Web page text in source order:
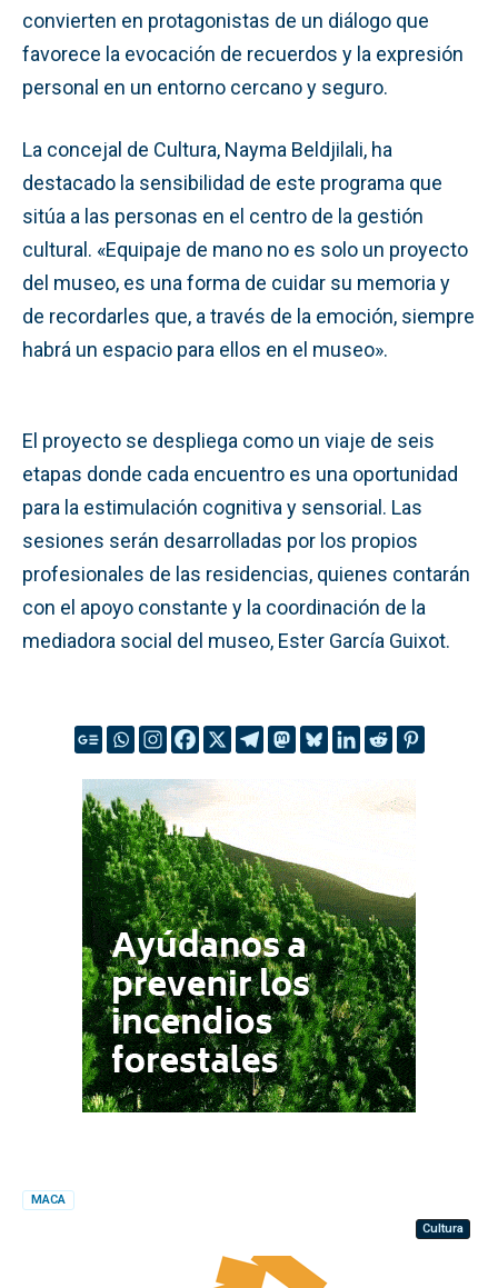
convierten en protagonistas de un diálogo que
favorece la evocación de recuerdos y la expresión
personal en un entorno cercano y seguro.
La concejal de Cultura, Nayma Beldjilali, ha
destacado la sensibilidad de este programa que
sitúa a las personas en el centro de la gestión
cultural. «Equipaje de mano no es solo un proyecto
del museo, es una forma de cuidar su memoria y
de recordarles que, a través de la emoción, siempre
habrá un espacio para ellos en el museo».
El proyecto se despliega como un viaje de seis
etapas donde cada encuentro es una oportunidad
para la estimulación cognitiva y sensorial. Las
sesiones serán desarrolladas por los propios
profesionales de las residencias, quienes contarán
con el apoyo constante y la coordinación de la
mediadora social del museo, Ester García Guixot.
MACA
Cultura